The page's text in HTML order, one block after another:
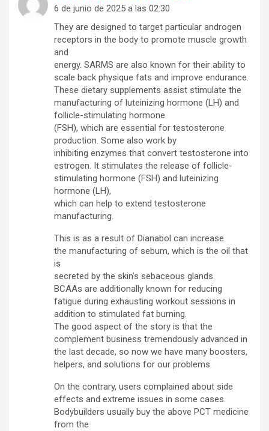
6 de junio de 2025 a las 02:30
They are designed to target particular androgen
receptors in the body to promote muscle growth
and
energy. SARMS are also known for their ability to
scale back physique fats and improve endurance.
These dietary supplements assist stimulate the
manufacturing of luteinizing hormone (LH) and
follicle-stimulating hormone
(FSH), which are essential for testosterone
production. Some also work by
inhibiting enzymes that convert testosterone into
estrogen. It stimulates the release of follicle-
stimulating hormone (FSH) and luteinizing
hormone (LH),
which can help to extend testosterone
manufacturing.
This is as a result of Dianabol can increase
the manufacturing of sebum, which is the oil that
is
secreted by the skin’s sebaceous glands.
BCAAs are additionally known for reducing
fatigue during exhausting workout sessions in
addition to stimulated fat burning.
The good aspect of the story is that the
complement business tremendously advanced in
the last decade, so now we have many boosters,
helpers, and solutions for our problems.
On the contrary, users complained about side
effects and extreme issues in some cases.
Bodybuilders usually buy the above PCT medicine
from the